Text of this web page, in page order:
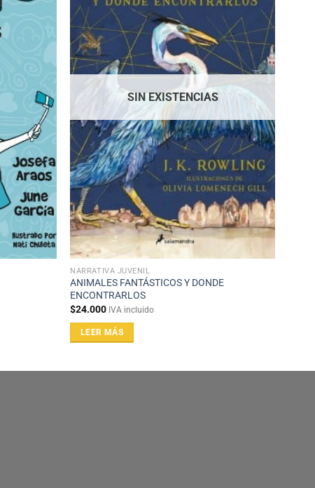
SIN EXISTENCIAS
NARRATIVA JUVENIL
ANIMALES FANTÁSTICOS Y DONDE
ENCONTRARLOS
$24.000 IVA incluido
LEER MÁS